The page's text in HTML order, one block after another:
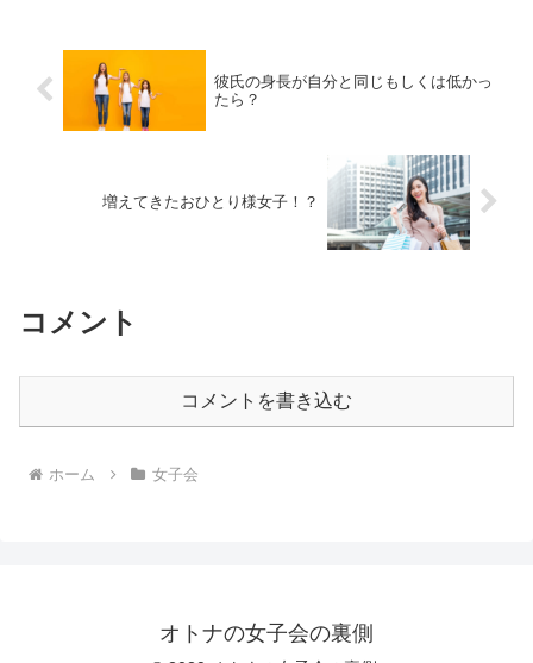
彼氏の身長が自分と同じもしくは低かっ
たら？
増えてきたおひとり様女子！？
コメント
コメントを書き込む
ホーム 女子会
オトナの女子会の裏側